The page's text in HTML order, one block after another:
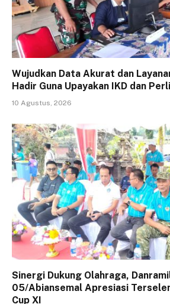
Wujudkan Data Akurat dan
Hadir Guna Upayakan IKD dan
10 Agustus, 2026
Sinergi Dukung Olahraga,
05/Abiansemal Apresiasi
Cup XI